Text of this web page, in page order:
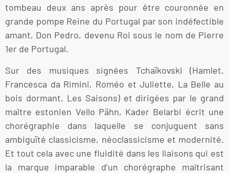
tombeau deux ans après pour être couronnée en
grande pompe Reine du Portugal par son indéfectible
amant, Don Pedro, devenu Roi sous le nom de Pierre
1er de Portugal.
Sur des musiques signées Tchaïkovski (Hamlet,
Francesca da Rimini, Roméo et Juliette, La Belle au
bois dormant, Les Saisons) et dirigées par le grand
maître estonien Vello Pähn, Kader Belarbi écrit une
chorégraphie dans laquelle se conjuguent sans
ambiguïté classicisme, néoclassicisme et modernité.
Et tout cela avec une fluidité dans les liaisons qui est
la marque imparable d’un chorégraphe maîtrisant